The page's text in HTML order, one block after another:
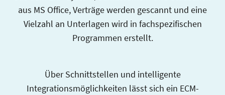
aus MS Office, Verträge werden gescannt und eine
Vielzahl an Unterlagen wird in fachspezifischen
Programmen erstellt.
Über Schnittstellen und intelligente
Integrationsmöglichkeiten lässt sich ein ECM-